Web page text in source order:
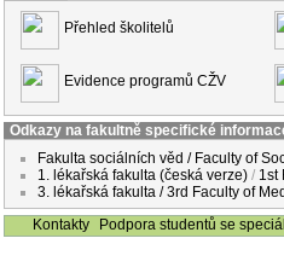
Přehled školitelů
Evidence programů CŽV
Odkazy na fakultně specifické
Fakulta sociálních věd / Faculty of
1. lékařská fakulta (česká verze) / 1st
3. lékařská fakulta / 3rd Faculty of
Kontakty
Podpora studentů se